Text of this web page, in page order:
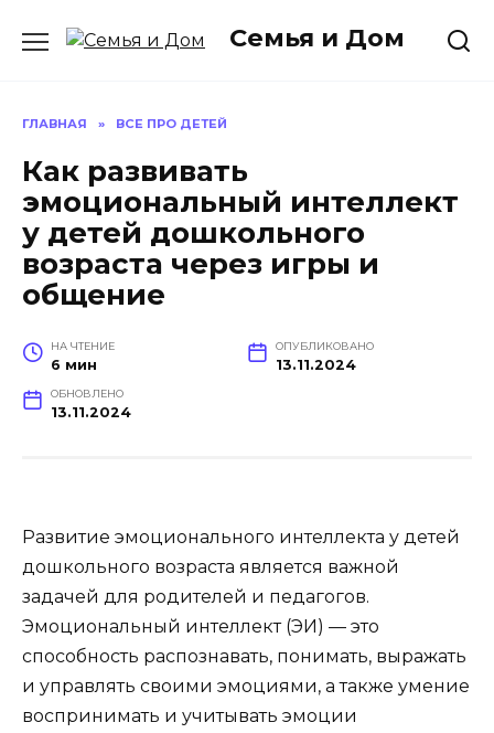
Семья и Дом
ГЛАВНАЯ » ВСЕ ПРО ДЕТЕЙ
Как развивать
эмоциональный интеллект
у детей дошкольного
возраста через игры и
общение
НА ЧТЕНИЕ
6 мин
ОПУБЛИКОВАНО
13.11.2024
ОБНОВЛЕНО
13.11.2024
Развитие эмоционального интеллекта у детей
дошкольного возраста является важной
задачей для родителей и педагогов.
Эмоциональный интеллект (ЭИ) — это
способность распознавать, понимать, выражать
и управлять своими эмоциями, а также умение
воспринимать и учитывать эмоции